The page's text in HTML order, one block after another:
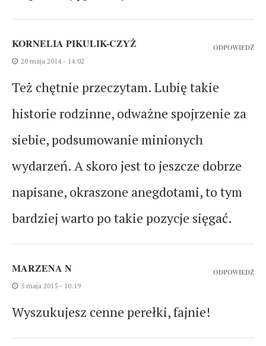
KORNELIA PIKULIK-CZYŻ
20 maja 2014 - 14:02
Też chętnie przeczytam. Lubię takie
historie rodzinne, odważne spojrzenie za
siebie, podsumowanie minionych
wydarzeń. A skoro jest to jeszcze dobrze
napisane, okraszone anegdotami, to tym
bardziej warto po takie pozycje sięgać.
ODPOWIEDŹ
MARZENA N
5 maja 2015 - 10:19
Wyszukujesz cenne perełki, fajnie!
ODPOWIEDŹ